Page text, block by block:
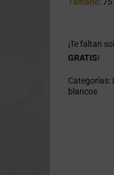
¡Te faltan
GRATIS!
Categorías:
blancos